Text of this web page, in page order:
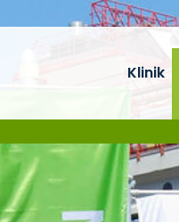
Klinik